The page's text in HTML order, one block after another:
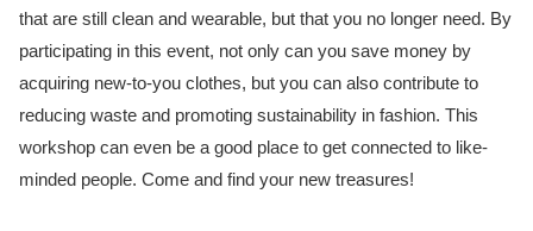
that are still clean and wearable, but that you no longer need. By
participating in this event, not only can you save money by
acquiring new-to-you clothes, but you can also contribute to
reducing waste and promoting sustainability in fashion. This
workshop can even be a good place to get connected to like-
minded people. Come and find your new treasures!